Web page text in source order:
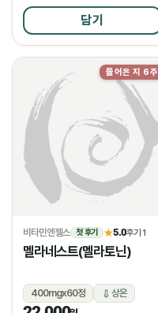
담기
들어온 지 6주
비타민엔젤스 첫 후기 ★5.0후기 1
멜라네스트(멜라토닌)
400mgx60정 상온